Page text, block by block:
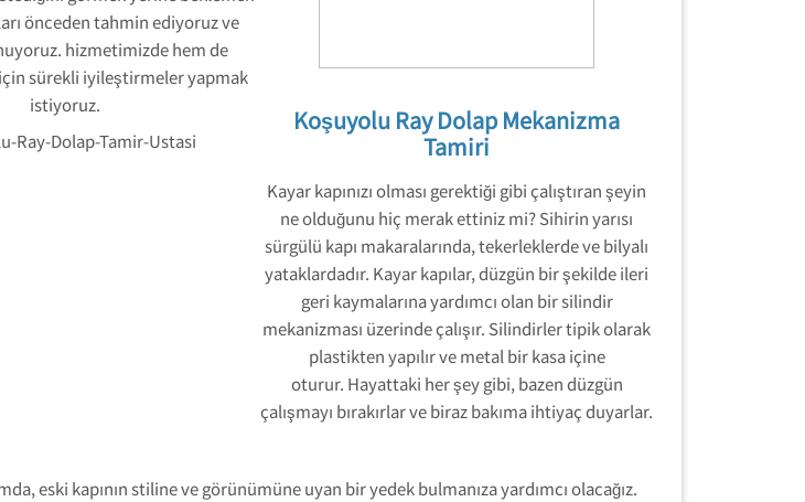
önceden tahmin ediyoruz ve
hizmetimizde hem de
sürekli iyileştirmeler yapmak
istiyoruz.
Koşuyolu Ray Dolap Mekanizma
Tamiri
Kayar kapınızı olması gerektiği gibi çalıştıran şeyin
ne olduğunu hiç merak ettiniz mi? Sihirin yarısı
sürgülü kapı makaralarında, tekerleklerde ve bilyalı
yataklardadır. Kayar kapılar, düzgün bir şekilde ileri
geri kaymalarına yardımcı olan bir silindir
mekanizması üzerinde çalışır. Silindirler tipik olarak
plastikten yapılır ve metal bir kasa içine
oturur. Hayattaki her şey gibi, bazen düzgün
çalışmayı bırakırlar ve biraz bakıma ihtiyaç duyarlar.
eski kapının stiline ve görünümüne uyan bir yedek bulmanıza yardımcı olacağız.